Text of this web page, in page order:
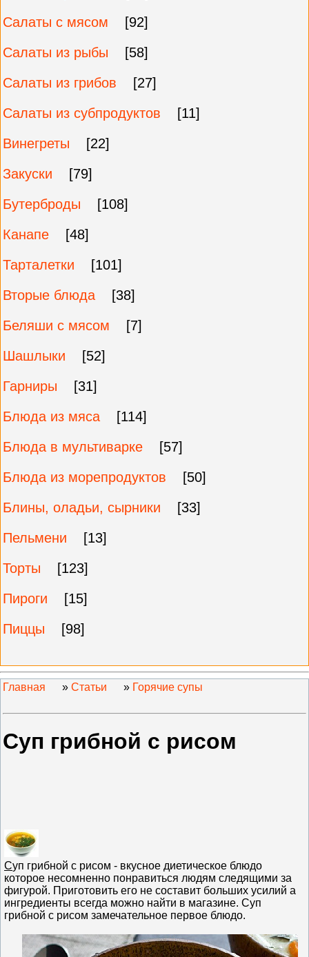
Салаты с мясом
[92]
Салаты из рыбы
[58]
Салаты из грибов
[27]
Салаты из субпродуктов
[11]
Винегреты
[22]
Закуски
[79]
Бутерброды
[108]
Канапе
[48]
Тарталетки
[101]
Вторые блюда
[38]
Беляши с мясом
[7]
Шашлыки
[52]
Гарниры
[31]
Блюда из мяса
[114]
Блюда в мультиварке
[57]
Блюда из морепродуктов
[50]
Блины, оладьи, сырники
[33]
Пельмени
[13]
Торты
[123]
Пироги
[15]
Пиццы
[98]
Главная » Статьи » Горячие супы
Суп грибной с рисом
Суп грибной с рисом - вкусное диетическое блюдо
которое несомненно понравиться людям следящими за
фигурой. Приготовить его не составит больших усилий а
ингредиенты всегда можно найти в магазине. Суп
грибной с рисом замечательное первое блюдо.